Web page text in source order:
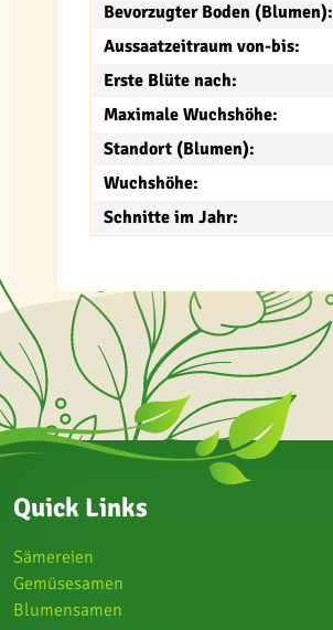
Bevorzugter Boden (Blumen):
Aussaatzeitraum von-bis:
Erste Blüte nach:
Maximale Wuchshöhe:
Standort (Blumen):
Wuchshöhe:
Schnitte im Jahr:
Quick Links
Sämereien
Gemüsesamen
Blumensamen